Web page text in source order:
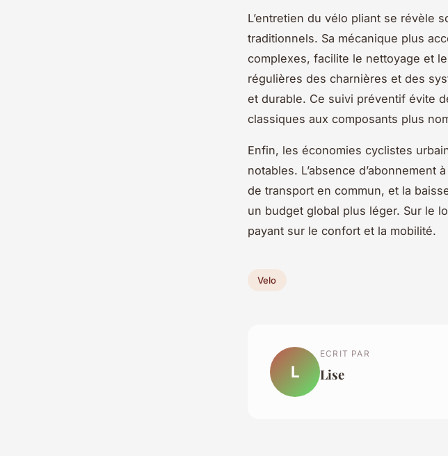
L’entretien du vélo pliant se révèle
traditionnels. Sa mécanique plus
complexes, facilite le nettoyage et
régulières des charnières et des
et durable. Ce suivi préventif évite
classiques aux composants plus
Enfin, les économies cyclistes
notables. L’absence
de transport en commun, et la
un budget global plus léger. Sur le
payant sur le confort et la mobilité.
Velo
L
ECRIT PAR
Lise